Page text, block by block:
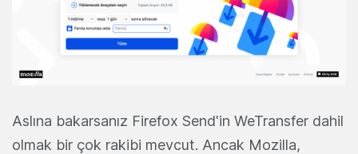
Aslına bakarsanız Firefox Send'in WeTransfer dahil
olmak bir çok rakibi mevcut. Ancak Mozilla,